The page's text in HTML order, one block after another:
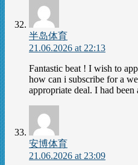
半岛体育
21.06.2026 at 22:13
Fantastic beat ! I wish to
how can i subscribe for a
appropriate deal. I had
安博体育
21.06.2026 at 23:09